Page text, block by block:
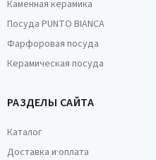
Каменная керамика
Посуда PUNTO BIANCA
Фарфоровая посуда
Керамическая посуда
РАЗДЕЛЫ САЙТА
Каталог
Доставка и оплата